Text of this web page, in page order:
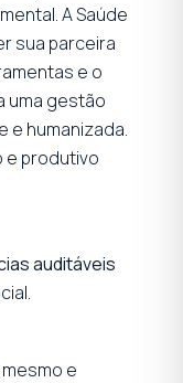
A Saúde
sua parceira
e o
uma gestão
e humanizada.
e produtivo
auditáveis
e